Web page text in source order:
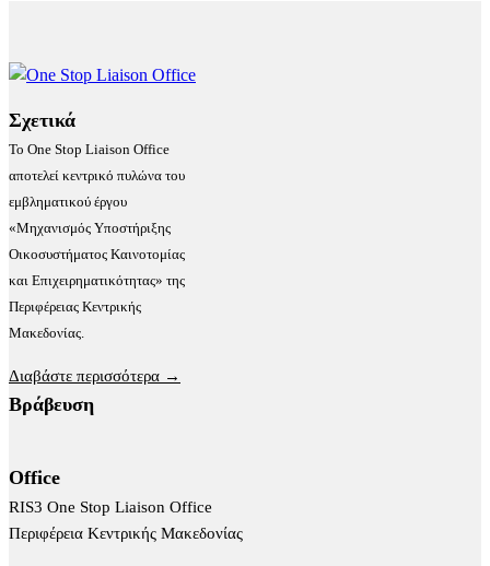
Σχετικά
Το One Stop Liaison Office
αποτελεί κεντρικό πυλώνα του
εμβληματικού έργου
«Μηχανισμός Υποστήριξης
Οικοσυστήματος Καινοτομίας
και Επιχειρηματικότητας» της
Περιφέρειας Κεντρικής
Μακεδονίας.
Διαβάστε περισσότερα →
Βράβευση
Office
RIS3 One Stop Liaison Office
Περιφέρεια Κεντρικής Μακεδονίας